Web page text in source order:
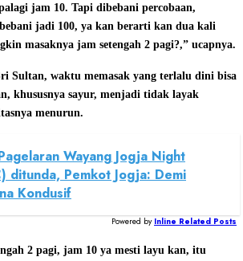
jam 10. Tapi dibebani percobaan,
jadi 100, ya kan berarti kan dua kali
masaknya jam setengah 2 pagi?,” ucapnya.
Sultan, waktu memasak yang terlalu dini bisa
khususnya sayur, menjadi tidak layak
menurun.
Wayang Jogja Night
ditunda, Pemkot Jogja: Demi
Kondusif
Powered by Inline Related Posts
2 pagi, jam 10 ya mesti layu kan, itu